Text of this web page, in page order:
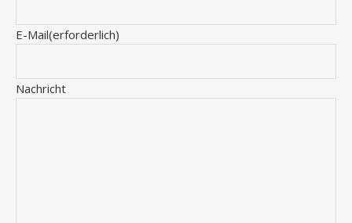
E-Mail(erforderlich)
Nachricht